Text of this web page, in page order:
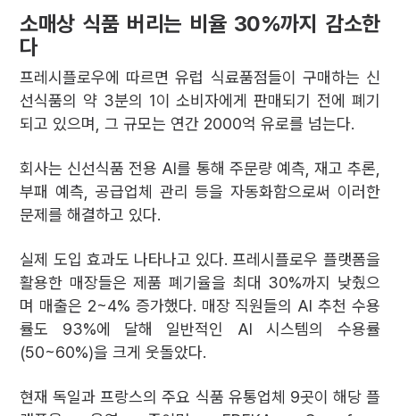
소매상 식품 버리는 비율 30%까지 감소한
다
프레시플로우에 따르면 유럽 식료품점들이 구매하는 신
선식품의 약 3분의 1이 소비자에게 판매되기 전에 폐기
되고 있으며, 그 규모는 연간 2000억 유로를 넘는다.
회사는 신선식품 전용 AI를 통해 주문량 예측, 재고 추론,
부패 예측, 공급업체 관리 등을 자동화함으로써 이러한
문제를 해결하고 있다.
실제 도입 효과도 나타나고 있다. 프레시플로우 플랫폼을
활용한 매장들은 제품 폐기율을 최대 30%까지 낮췄으
며 매출은 2~4% 증가했다. 매장 직원들의 AI 추천 수용
률도 93%에 달해 일반적인 AI 시스템의 수용률
(50~60%)을 크게 웃돌았다.
현재 독일과 프랑스의 주요 식품 유통업체 9곳이 해당 플